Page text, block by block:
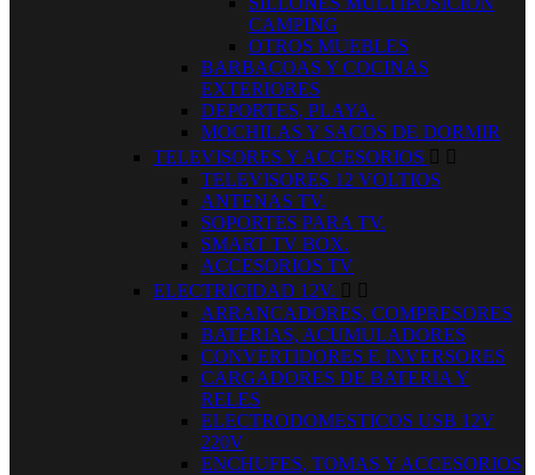
CAMPING
OTROS MUEBLES
BARBACOAS Y COCINAS
EXTERIORES
DEPORTES, PLAYA.
MOCHILAS Y SACOS DE DORMIR
TELEVISORES Y ACCESORIOS  
TELEVISORES 12 VOLTIOS
ANTENAS TV.
SOPORTES PARA TV.
SMART TV BOX.
ACCESORIOS TV
ELECTRICIDAD 12V.  
ARRANCADORES, COMPRESORES
BATERIAS, ACUMULADORES
CONVERTIDORES E INVERSORES
CARGADORES DE BATERIA Y
RELES
ELECTRODOMESTICOS USB 12V
220V
ENCHUFES, TOMAS Y ACCESORIOS